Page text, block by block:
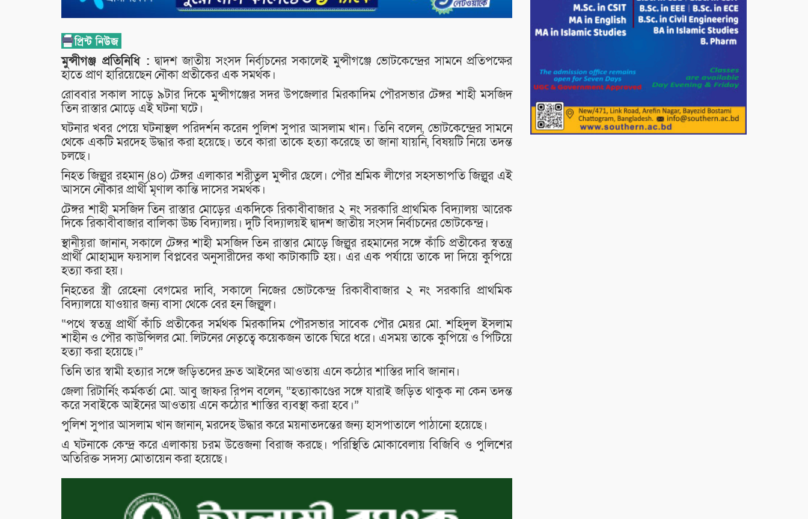
মুন্সীগঞ্জ প্রতিনিধি : দ্বাদশ জাতীয় সংসদ নির্বাচনের সকালেই মুন্সীগঞ্জে ভোটকেন্দ্রের সামনে প্রতিপক্ষের
হাতে প্রাণ হারিয়েছেন নৌকা প্রতীকের এক সমর্থক।
রোববার সকাল সাড়ে ৯টার দিকে মুন্সীগঞ্জের সদর উপজেলার মিরকাদিম পৌরসভার টেঙ্গর শাহী মসজিদ
তিন রাস্তার মোড়ে এই ঘটনা ঘটে।
ঘটনার খবর পেয়ে ঘটনাস্থল পরিদর্শন করেন পুলিশ সুপার আসলাম খান। তিনি বলেন, ভোটকেন্দ্রের সামনে
থেকে একটি মরদেহ উদ্ধার করা হয়েছে। তবে কারা তাকে হত্যা করেছে তা জানা যায়নি, বিষয়টি নিয়ে তদন্ত
চলছে।
নিহত জিল্লুর রহমান (৪০) টেঙ্গর এলাকার শরীতুল মুন্সীর ছেলে। পৌর শ্রমিক লীগের সহসভাপতি জিল্লুর এই
আসনে নৌকার প্রার্থী মৃণাল কান্তি দাসের সমর্থক।
টেঙ্গর শাহী মসজিদ তিন রাস্তার মোড়ের একদিকে রিকাবীবাজার ২ নং সরকারি প্রাথমিক বিদ্যালয় আরেক
দিকে রিকাবীবাজার বালিকা উচ্চ বিদ্যালয়। দুটি বিদ্যালয়ই দ্বাদশ জাতীয় সংসদ নির্বাচনের ভোটকেন্দ্র।
স্থানীয়রা জানান, সকালে টেঙ্গর শাহী মসজিদ তিন রাস্তার মোড়ে জিল্লুর রহমানের সঙ্গে কাঁচি প্রতীকের স্বতন্ত্র
প্রার্থী মোহাম্মদ ফয়সাল বিপ্লবের অনুসারীদের কথা কাটাকাটি হয়। এর এক পর্যায়ে তাকে দা দিয়ে কুপিয়ে
হত্যা করা হয়।
নিহতের স্ত্রী রেহেনা বেগমের দাবি, সকালে নিজের ভোটকেন্দ্র রিকাবীবাজার ২ নং সরকারি প্রাথমিক
বিদ্যালয়ে যাওয়ার জন্য বাসা থেকে বের হন জিল্লুল।
“পথে স্বতন্ত্র প্রার্থী কাঁচি প্রতীকের সর্মথক মিরকাদিম পৌরসভার সাবেক পৌর মেয়র মো. শহিদুল ইসলাম
শাহীন ও পৌর কাউন্সিলর মো. লিটনের নেতৃত্বে কয়েকজন তাকে ঘিরে ধরে। এসময় তাকে কুপিয়ে ও পিটিয়ে
হত্যা করা হয়েছে।”
তিনি তার স্বামী হত্যার সঙ্গে জড়িতদের দ্রুত আইনের আওতায় এনে কঠোর শাস্তির দাবি জানান।
জেলা রিটার্নিং কর্মকর্তা মো. আবু জাফর রিপন বলেন, “হত্যাকাণ্ডের সঙ্গে যারাই জড়িত থাকুক না কেন তদন্ত
করে সবাইকে আইনের আওতায় এনে কঠোর শাস্তির ব্যবস্থা করা হবে।”
পুলিশ সুপার আসলাম খান জানান, মরদেহ উদ্ধার করে ময়নাতদন্তের জন্য হাসপাতালে পাঠানো হয়েছে।
এ ঘটনাকে কেন্দ্র করে এলাকায় চরম উত্তেজনা বিরাজ করছে। পরিস্থিতি মোকাবেলায় বিজিবি ও পুলিশের
অতিরিক্ত সদস্য মোতায়েন করা হয়েছে।
চট্টগ্রামের বন্যাকবলিত স্থানে সফরে
যাচ্ছেন প্রধানমন্ত্রী ।
শতাধিক মানুষের মাঝে গোল্ডেন
বিতরণ।
বিএনপি নেতার মারধরের জেরে
বিষপানে যুবকের আত্মহত্যার অভিযোগ